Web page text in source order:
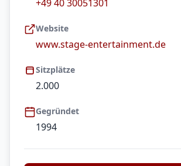
+49 40 30051301
Website
www.stage-entertainment.de
Sitzplätze
2.000
Gegründet
1994